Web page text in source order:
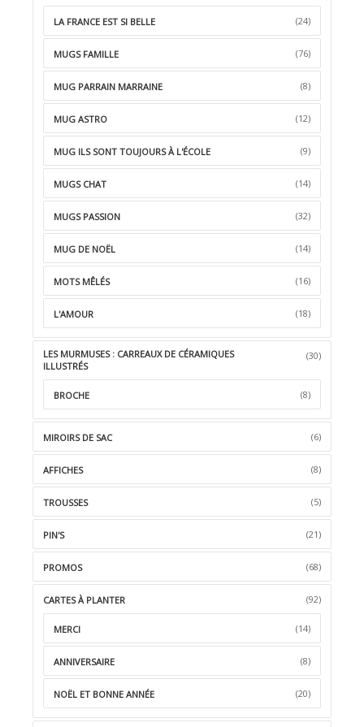
LA FRANCE EST SI BELLE (24)
MUGS FAMILLE (76)
MUG PARRAIN MARRAINE (8)
MUG ASTRO (12)
MUG ILS SONT TOUJOURS À L'ÉCOLE (9)
MUGS CHAT (14)
MUGS PASSION (32)
MUG DE NOËL (14)
MOTS MÊLÉS (16)
L'AMOUR (18)
LES MURMUSES : CARREAUX DE CÉRAMIQUES
ILLUSTRÉS
(30)
BROCHE (8)
MIROIRS DE SAC (6)
AFFICHES (8)
TROUSSES (5)
PIN'S (21)
PROMOS (68)
CARTES À PLANTER (92)
MERCI (14)
ANNIVERSAIRE (8)
NOËL ET BONNE ANNÉE (20)